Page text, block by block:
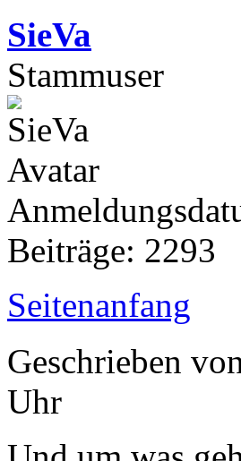
SieVa
Stammuser
Beiträge: 2293
Seitenanfang
Geschrieben
Uhr